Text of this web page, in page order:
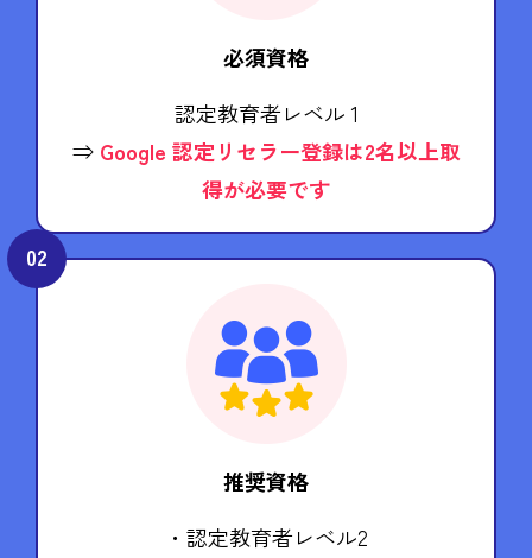
必須資格
認定教育者レベル 1
⇒Google 認定リセラー登録は2名以上取
得が必要です
02
推奨資格
・認定教育者レベル2